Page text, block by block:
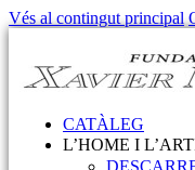
Vés al contingut principal
CATÀLEG
L’HOME I